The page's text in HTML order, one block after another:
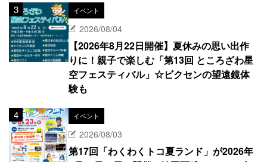
イベント
2026/08/04
【2026年8月22日開催】夏休みの思い出作
りに！親子で楽しむ「第13回 ところざわ星
空フェスティバル」☆ビクセンの望遠鏡体
験も
イベント
2026/08/03
第17回「わくわくトコ夏ランド」が2026年